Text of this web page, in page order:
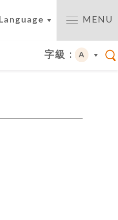
Language MENU
字級 : A